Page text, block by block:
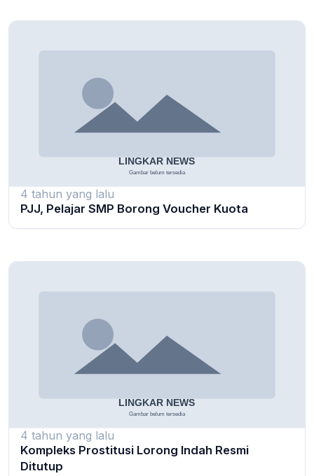
4 tahun yang lalu
PJJ, Pelajar SMP Borong Voucher Kuota
4 tahun yang lalu
Kompleks Prostitusi Lorong Indah Resmi
Ditutup